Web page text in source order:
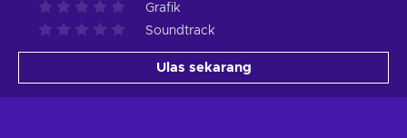
Grafik
Soundtrack
Ulas sekarang